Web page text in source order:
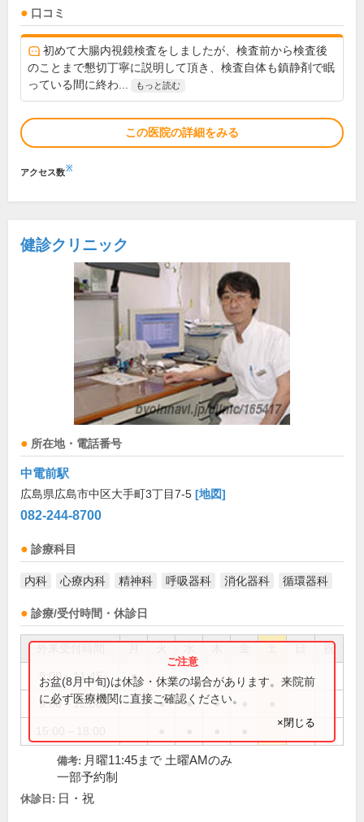
口コミ
初めて大腸内視鏡検査をしましたが、検査前から検査後
のことまで懇切丁寧に説明して頂き、検査自体も鎮静剤で眠
っている間に終わ...
もっと読む
この医院の詳細をみる
アクセス数※
健診クリニック
所在地・電話番号
中電前駅
広島県広島市中区大手町3丁目7-5 [地図]
082-244-8700
診療科目
内科 心療内科 精神科 呼吸器科 消化器科 循環器科
診療/受付時間・休診日
祝
9:00～11:45 ●
9:00～12:30 ● ● ●
お盆(8月中旬)は休診・休業の場合があります。来院前
に必ず医療機関に直接ご確認ください。
×閉じる
備考: 月曜11:45まで 土曜AMのみ
一部予約制
休診日: 日・祝